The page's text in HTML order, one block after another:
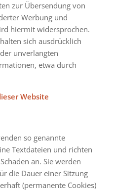
zur Übersendung von
Werbung und
hiermit widersprochen.
sich ausdrücklich
unverlangten
etwa durch
Website
so genannte
Textdateien und richten
an. Sie werden
die Dauer einer Sitzung
(permanente Cookies)